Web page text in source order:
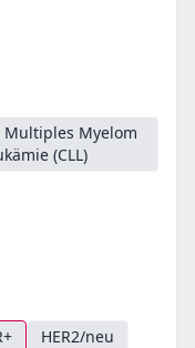
Myelom
(CLL)
HER2/neu